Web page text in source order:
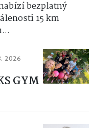
bezplatný
15 km
2026
GYM